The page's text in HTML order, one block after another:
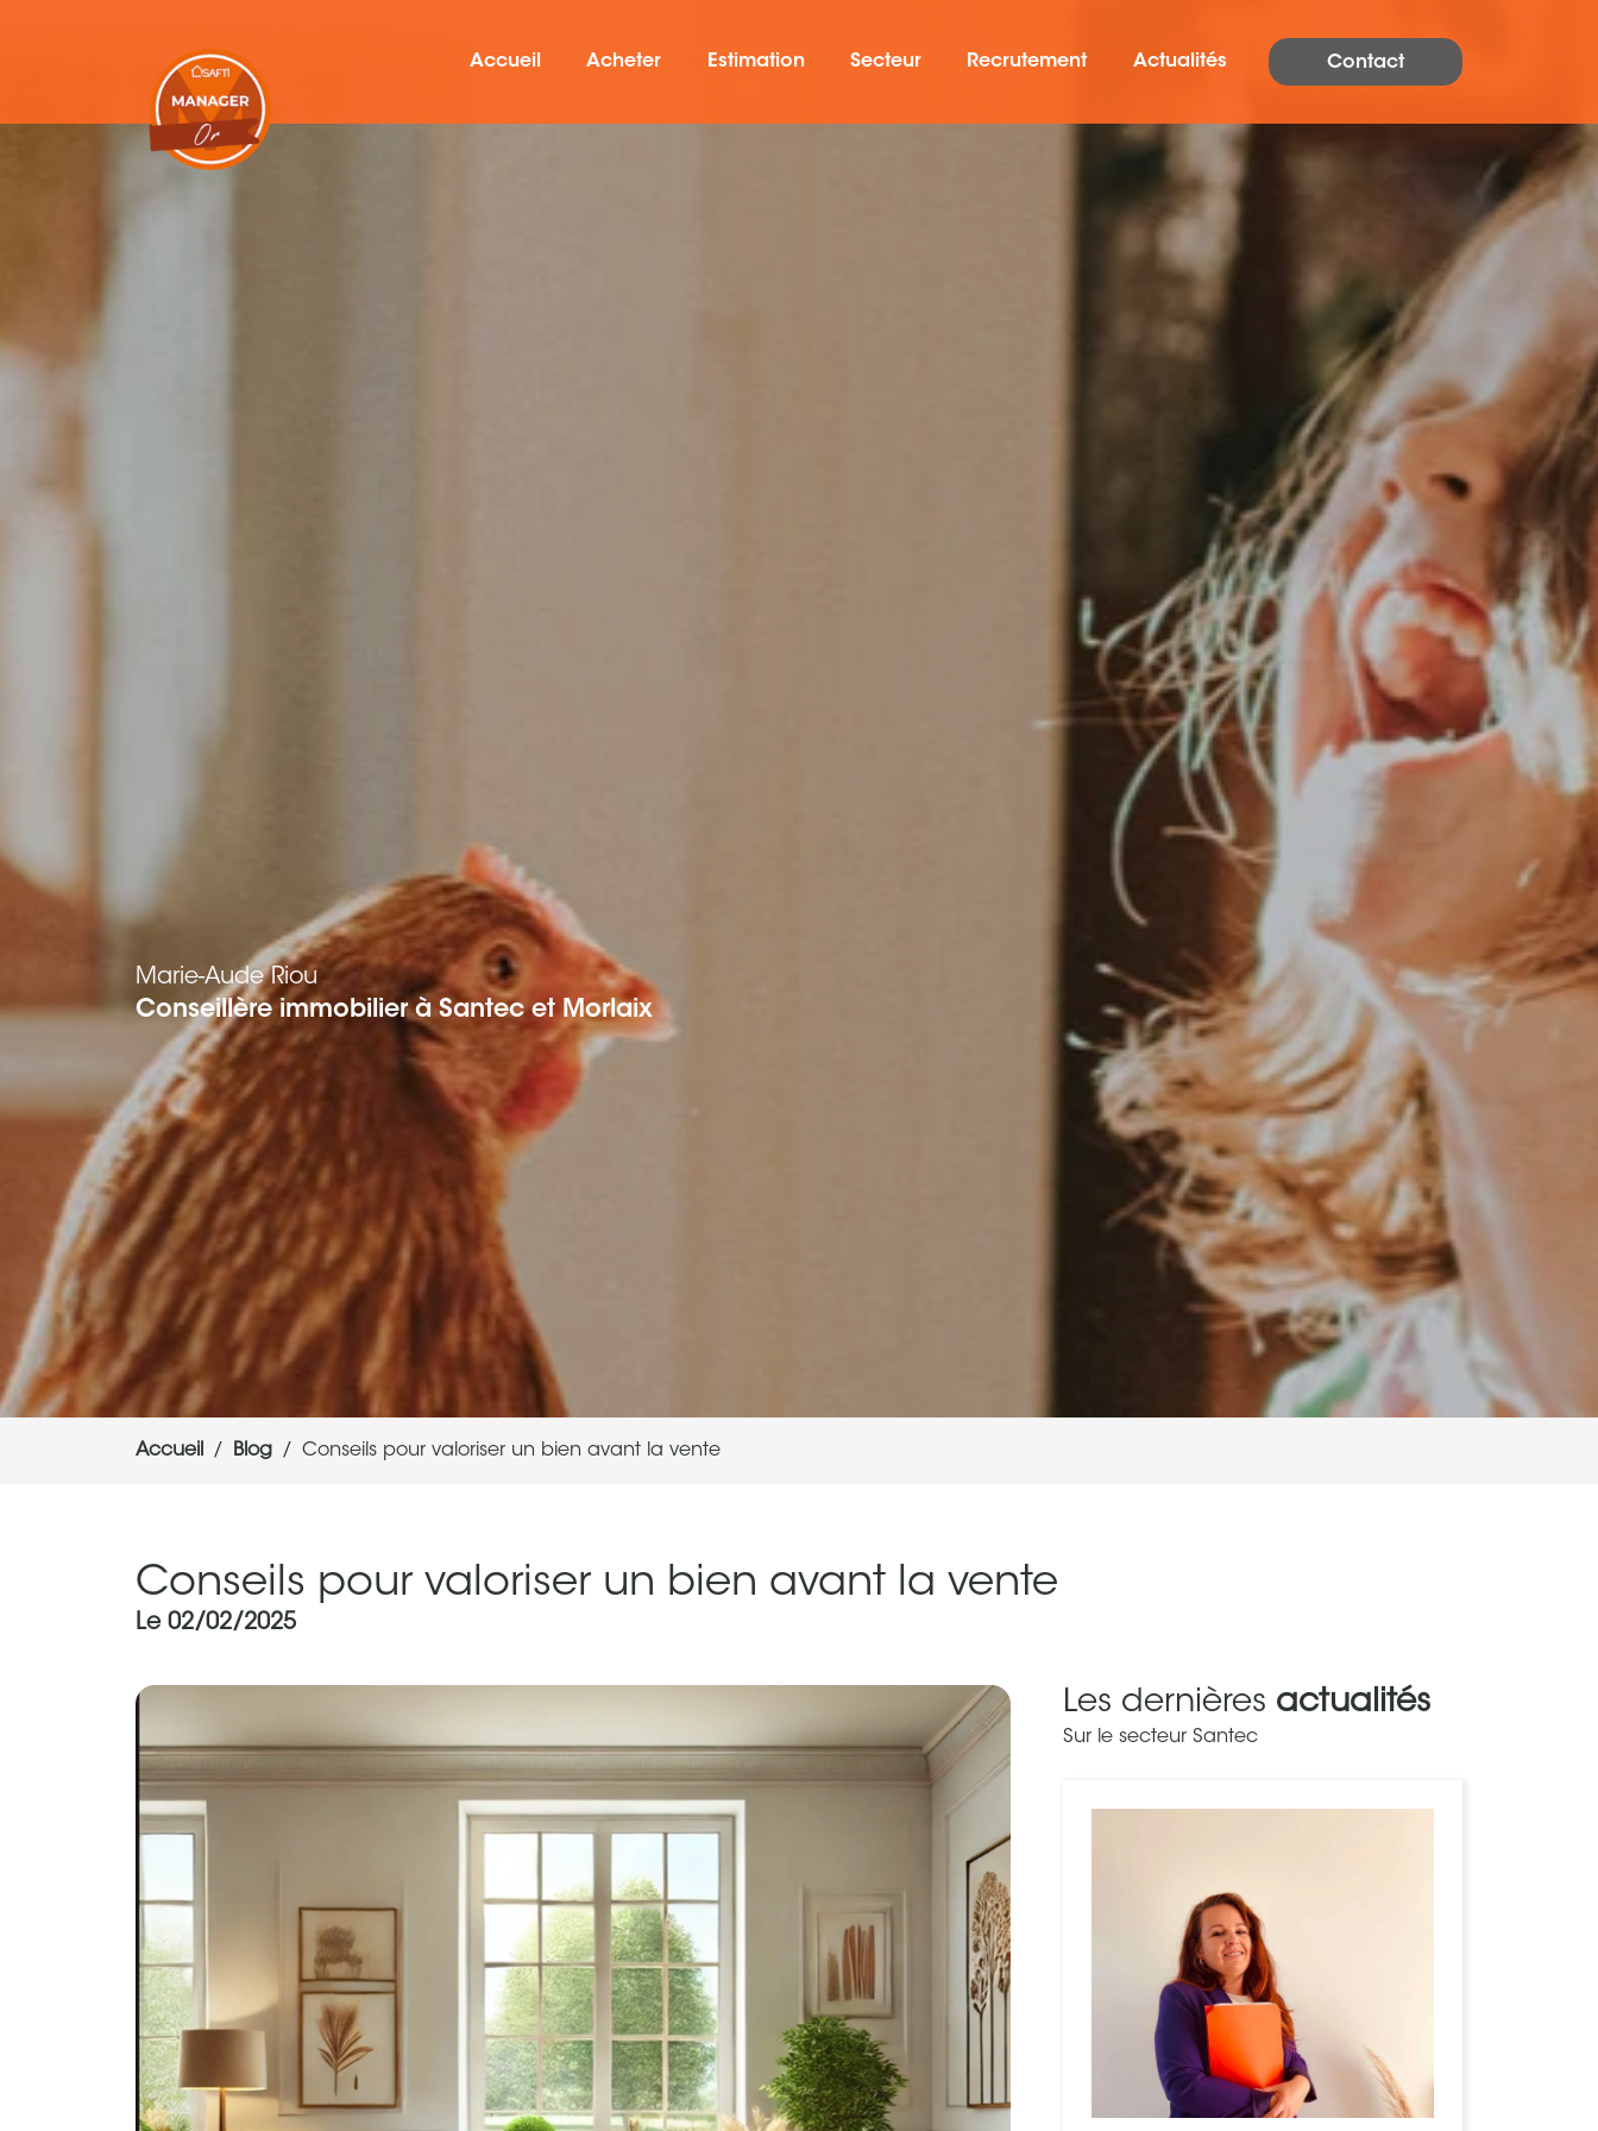
Accueil Acheter Estimation Secteur Recrutement Actualités Contact
Marie-AudeRiou
Conseillère immobilier à Santec et Morlaix
Accueil Blog Conseils pour valoriser un bien avant la vente
Conseils pour valoriser un bien avant la vente
Le 02/02/2025
Les dernières actualités
Sur le secteur Santec